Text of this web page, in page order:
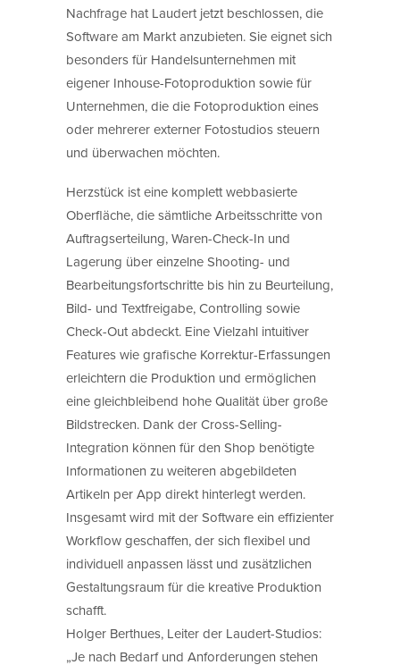
Nachfrage hat Laudert jetzt beschlossen, die
Software am Markt anzubieten. Sie eignet sich
besonders für Handelsunternehmen mit
eigener Inhouse-Fotoproduktion sowie für
Unternehmen, die die Fotoproduktion eines
oder mehrerer externer Fotostudios steuern
und überwachen möchten.
Herzstück ist eine komplett webbasierte
Oberfläche, die sämtliche Arbeitsschritte von
Auftragserteilung, Waren-Check-In und
Lagerung über einzelne Shooting- und
Bearbeitungsfortschritte bis hin zu Beurteilung,
Bild- und Textfreigabe, Controlling sowie
Check-Out abdeckt. Eine Vielzahl intuitiver
Features wie grafische Korrektur-Erfassungen
erleichtern die Produktion und ermöglichen
eine gleichbleibend hohe Qualität über große
Bildstrecken. Dank der Cross-Selling-
Integration können für den Shop benötigte
Informationen zu weiteren abgebildeten
Artikeln per App direkt hinterlegt werden.
Insgesamt wird mit der Software ein effizienter
Workflow geschaffen, der sich flexibel und
individuell anpassen lässt und zusätzlichen
Gestaltungsraum für die kreative Produktion
schafft.
Holger Berthues, Leiter der Laudert-Studios:
„Je nach Bedarf und Anforderungen stehen